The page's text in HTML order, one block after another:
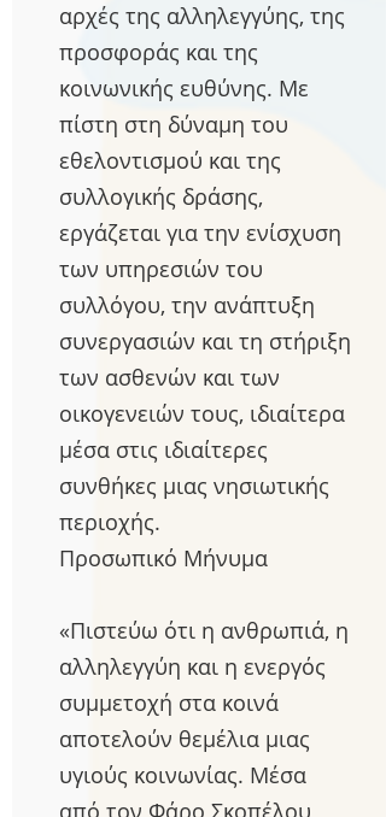
αρχές της αλληλεγγύης, της
προσφοράς και της
κοινωνικής ευθύνης. Με
πίστη στη δύναμη του
εθελοντισμού και της
συλλογικής δράσης,
εργάζεται για την ενίσχυση
των υπηρεσιών του
συλλόγου, την ανάπτυξη
συνεργασιών και τη στήριξη
των ασθενών και των
οικογενειών τους, ιδιαίτερα
μέσα στις ιδιαίτερες
συνθήκες μιας νησιωτικής
περιοχής.
Προσωπικό Μήνυμα
«Πιστεύω ότι η ανθρωπιά, η
αλληλεγγύη και η ενεργός
συμμετοχή στα κοινά
αποτελούν θεμέλια μιας
υγιούς κοινωνίας. Μέσα
από τον Φάρο Σκοπέλου